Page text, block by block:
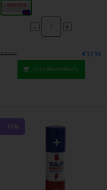
3000mAh
0x
- +
€19,95
€17,95
Zum Warenkorb
-10%